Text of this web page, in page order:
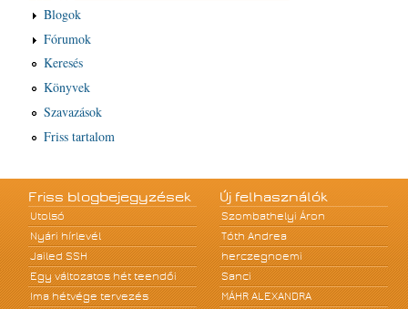
Blogok
Fórumok
Keresés
Könyvek
Szavazások
Friss tartalom
Friss blogbejegyzések
Utolsó
Nyári hírlevél
Jailed SSH
Egy változatos hét teendői
Ima hétvége tervezés
Új felhasználók
Szombathelyi Áron
Tóth Andrea
herczegnoemi
Sanci
MÁHR ALEXANDRA